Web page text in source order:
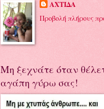
ΑΧΤΙΔΑ
Προβολή πλήρους
Μη ξεχνάτε όταν
αγάπη γύρω σας!